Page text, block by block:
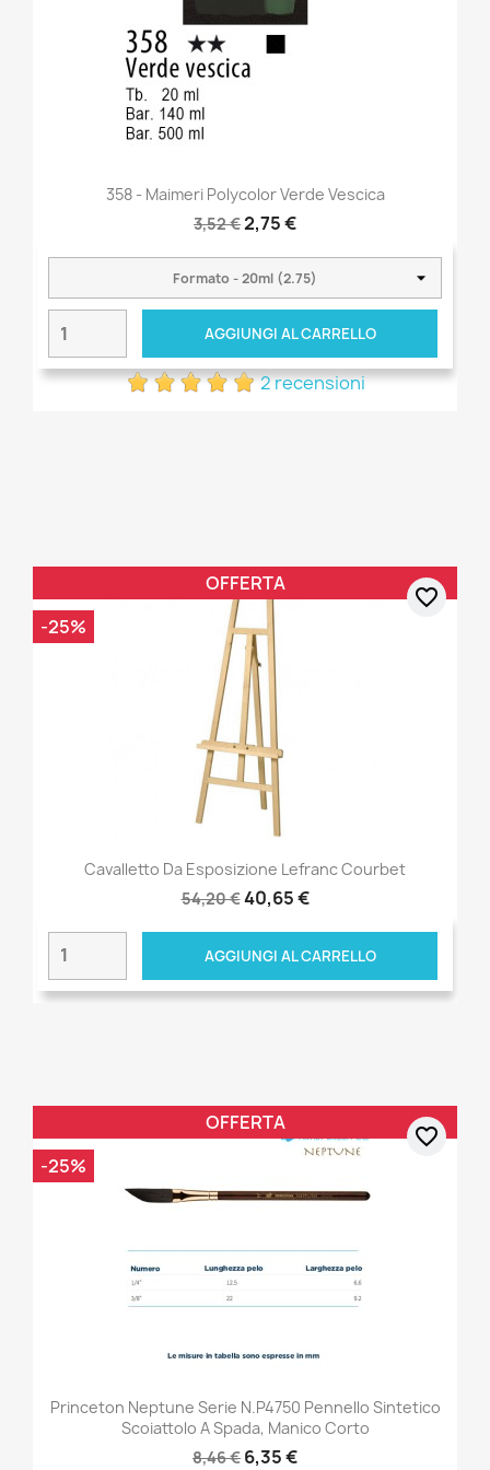
358 - Maimeri Polycolor Verde Vescica
3,52 €2,75 €
AGGIUNGI AL CARRELLO
2 recensioni
Cavalletto Da Esposizione Lefranc Courbet
54,20 €40,65 €
AGGIUNGI AL CARRELLO
OFFERTA
-25%
favorite_border
Princeton Neptune Serie N.P4750 Pennello Sintetico
Scoiattolo A Spada, Manico Corto
8,46 € 6,35 €
OFFERTA
-25%
favorite_border